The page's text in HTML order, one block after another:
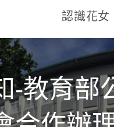
認識花女
-教育部